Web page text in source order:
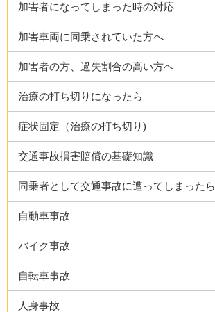
加害者になってしまった時の対応
加害車両に同乗されていた方へ
加害者の方、過失割合の高い方へ
治療の打ち切りになったら
症状固定（治療の打ち切り)
交通事故損害賠償の基礎知識
同乗者として交通事故に遭ってしまったら
自動車事故
バイク事故
自転車事故
人身事故